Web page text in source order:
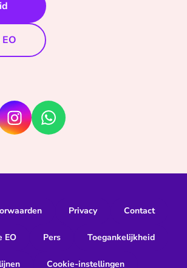
Privacy Contact
EO Pers Toegankelijkheid
Cookie-instellingen